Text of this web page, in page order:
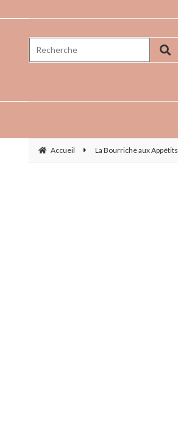
Accueil La Bourriche aux Appétits